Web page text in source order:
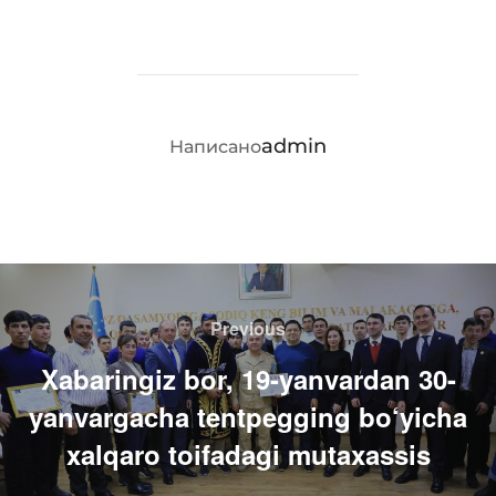
АВТОР ЗАПИСИ
Написаноadmin
Навигация
по
записям
Previous
Previous
Xabaringiz bor, 19-yanvardan 30-
yanvargacha tentpegging bo‘yicha
xalqaro toifadagi mutaxassis